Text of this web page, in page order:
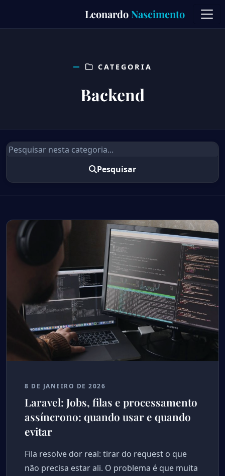
content
Leonardo Nascimento
CATEGORIA
Backend
Pesquisar
8 DE JANEIRO DE 2026
Laravel: Jobs, filas e processamento
assíncrono: quando usar e quando
evitar
Fila resolve dor real: tirar do request o que
não precisa estar ali. O problema é que muita